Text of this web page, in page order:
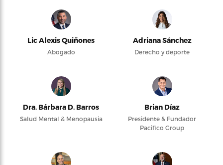
Lic Alexis Quiñones
Abogado
Adriana Sánchez
Derecho y deporte
Dra. Bárbara D. Barros
Salud Mental & Menopausia
Brian Díaz
Presidente & Fundador
Pacifico Group